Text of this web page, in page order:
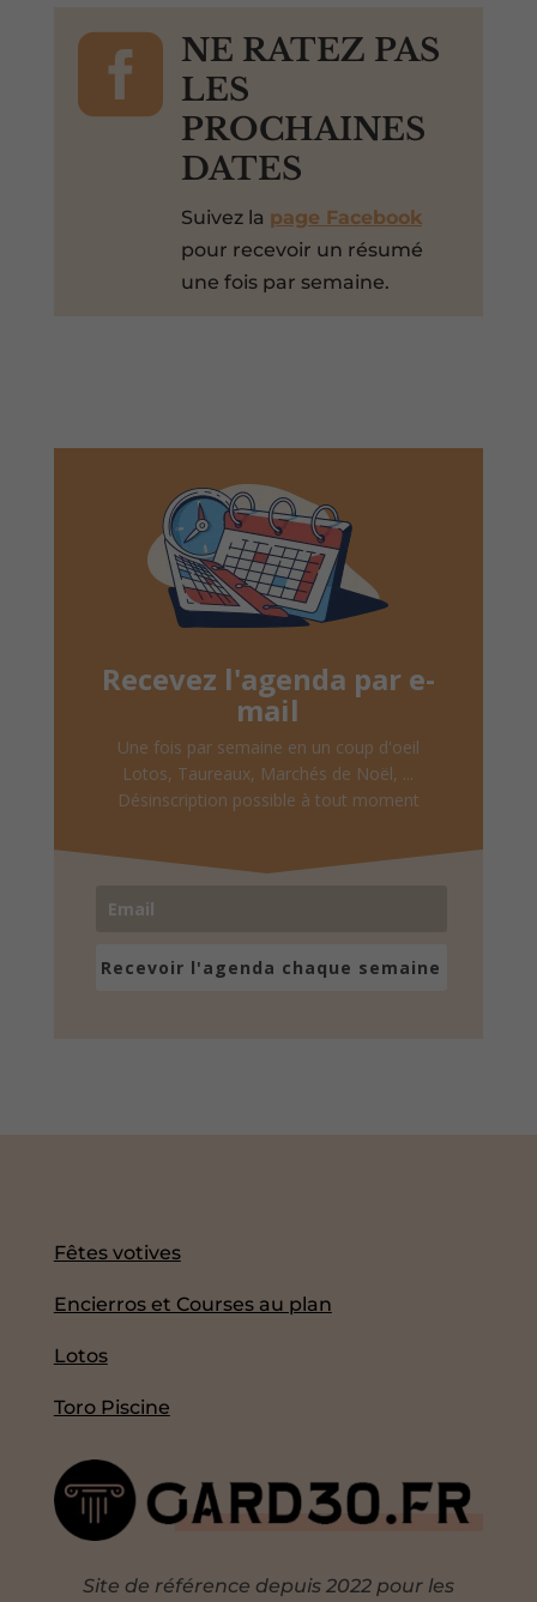

NE RATEZ PAS
LES
PROCHAINES
DATES
Suivez la page Facebook
pour recevoir un résumé
une fois par semaine.
Recevez l'agenda par e-
mail
Une fois par semaine en un coup d'oeil
Lotos, Taureaux, Marchés de Noël, ...
Désinscription possible à tout moment
Recevoir l'agenda chaque semaine
Fêtes votives
Encierros et Courses au plan
Lotos
Toro Piscine
Site de référence depuis 2022 pour les